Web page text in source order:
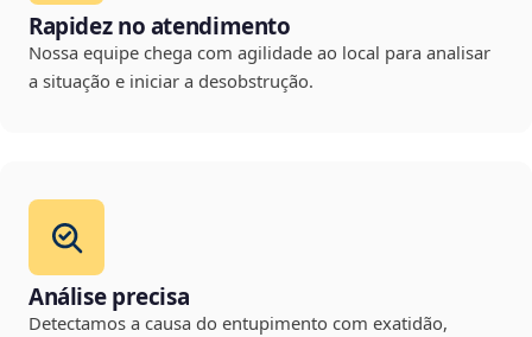
Rapidez no atendimento
Nossa equipe chega com agilidade ao local para analisar
a situação e iniciar a desobstrução.
Análise precisa
Detectamos a causa do entupimento com exatidão,